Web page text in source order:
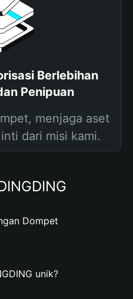
Berlebihan
Penipuan
menjaga aset
dari misi kami.
Dompet
unik?